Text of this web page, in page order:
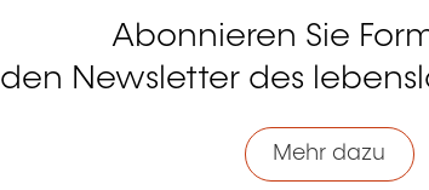
Abonnieren Sie
den Newsletter des
Mehr dazu